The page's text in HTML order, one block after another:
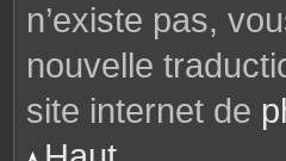
n’existe pas,
nouvelle
site internet de